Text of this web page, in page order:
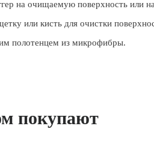
на очищаемую поверхность или
или кисть для очистки
полотенцем из микрофибры.
покупают